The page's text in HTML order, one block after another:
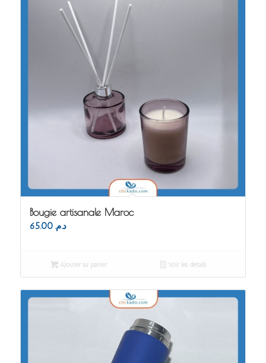
Bougie artisanale Maroc
د.م. 65.00
Ajouter au panier Voir les détails